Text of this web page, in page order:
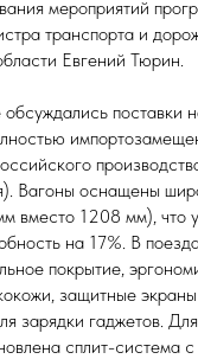
мероприятий
транспорта и
Евгений Тюрин.
поставки
Вагоны оснащены
вместо 1208 мм), что
на 17%. В
покрытие,
защитные
зарядки гаджетов.
сплит-система с